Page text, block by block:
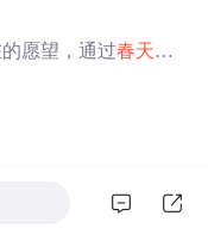
课程的优惠价格。
愿望，通过春天这